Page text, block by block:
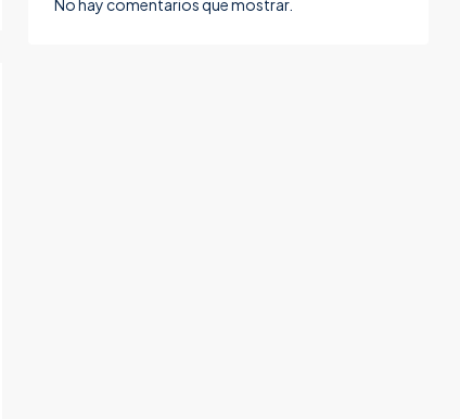
No hay comentarios que mostrar.